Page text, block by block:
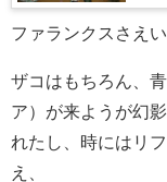
ファランクスさえ
ザコはもちろん、
ア）が来ようが幻
れたし、時にはリ
え、